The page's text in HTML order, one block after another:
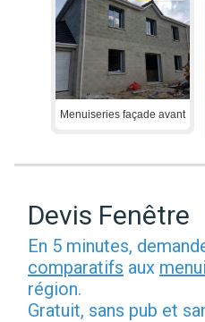
Menuiseries façade avant
Devis Fenêtre
En 5 minutes,
comparatifs aux
région.
Gratuit, sans pub et